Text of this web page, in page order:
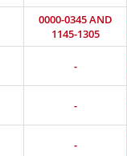
0000-0345 AND
1145-1305
-
-
-